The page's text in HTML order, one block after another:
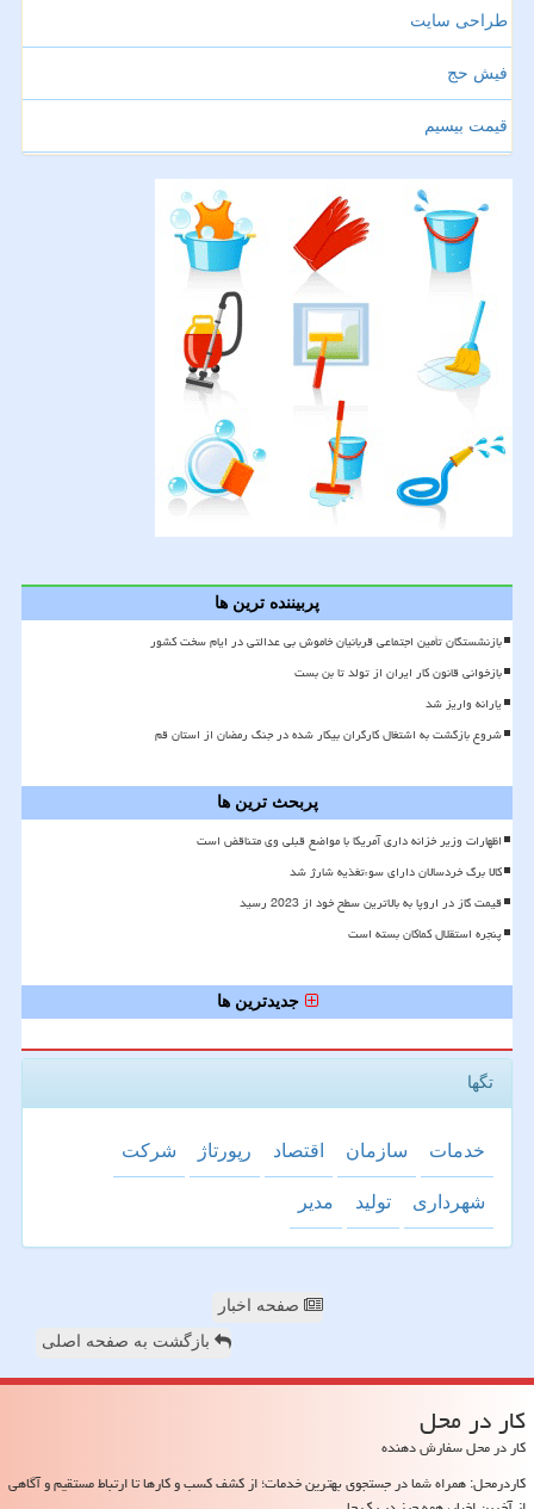
طراحی سایت
فیش حج
قیمت بیسیم
پربیننده ترین ها
بازنشستگان تأمین اجتماعی قربانیان خاموش بی عدالتی در ایام سخت کشور
بازخوانی قانون کار ایران از تولد تا بن بست
یارانه واریز شد
شروع بازگشت به اشتغال کارگران بیکار شده در جنگ رمضان از استان قم
پربحث ترین ها
اظهارات وزیر خزانه داری آمریکا با مواضع قبلی وی متناقض است
کالا برگ خردسالان دارای سوءتغذیه شارژ شد
قیمت گاز در اروپا به بالاترین سطح خود از 2023 رسید
پنجره استقلال کماکان بسته است
جدیدترین ها
تگها
خدمات سازمان اقتصاد رپورتاژ شركت
شهرداری تولید مدیر
صفحه اخبار
بازگشت به صفحه اصلی
كار در محل
کار در محل سفارش دهنده
کاردرمحل: همراه شما در جستجوی بهترین خدمات؛ از کشف کسب و کارها تا ارتباط مستقیم و آگاهی